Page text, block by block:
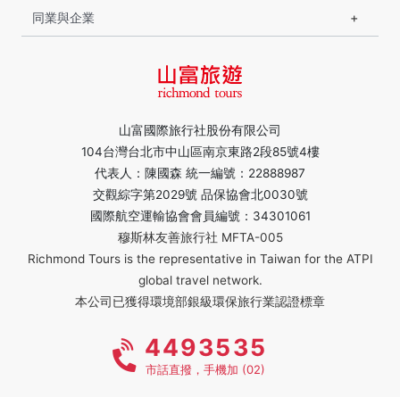
山富國際旅行社股份有限公司
104台灣台北市中山區南京東路2段85號4樓
代表人：陳國森 統一編號：22888987
交觀綜字第2029號 品保協會北0030號
國際航空運輸協會會員編號：34301061
穆斯林友善旅行社 MFTA-005
Richmond Tours is the representative in Taiwan for the ATPI
global travel network.
本公司已獲得環境部銀級環保旅行業認證標章
同業與企業
4493535
市話直撥，手機加 (02)